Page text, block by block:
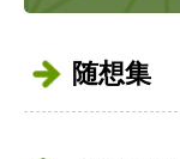
随想集